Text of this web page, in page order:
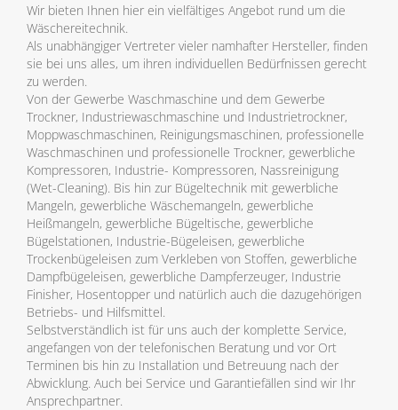
Wir bieten Ihnen hier ein vielfältiges Angebot rund um die
Wäschereitechnik.
Als unabhängiger Vertreter vieler namhafter Hersteller, finden
sie bei uns alles, um ihren individuellen Bedürfnissen gerecht
zu werden.
Von der Gewerbe Waschmaschine und dem Gewerbe
Trockner, Industriewaschmaschine und Industrietrockner,
Moppwaschmaschinen, Reinigungsmaschinen, professionelle
Waschmaschinen und professionelle Trockner, gewerbliche
Kompressoren, Industrie- Kompressoren, Nassreinigung
(Wet-Cleaning). Bis hin zur Bügeltechnik mit gewerbliche
Mangeln, gewerbliche Wäschemangeln, gewerbliche
Heißmangeln, gewerbliche Bügeltische, gewerbliche
Bügelstationen, Industrie-Bügeleisen, gewerbliche
Trockenbügeleisen zum Verkleben von Stoffen, gewerbliche
Dampfbügeleisen, gewerbliche Dampferzeuger, Industrie
Finisher, Hosentopper und natürlich auch die dazugehörigen
Betriebs- und Hilfsmittel.
Selbstverständlich ist für uns auch der komplette Service,
angefangen von der telefonischen Beratung und vor Ort
Terminen bis hin zu Installation und Betreuung nach der
Abwicklung. Auch bei Service und Garantiefällen sind wir Ihr
Ansprechpartner.